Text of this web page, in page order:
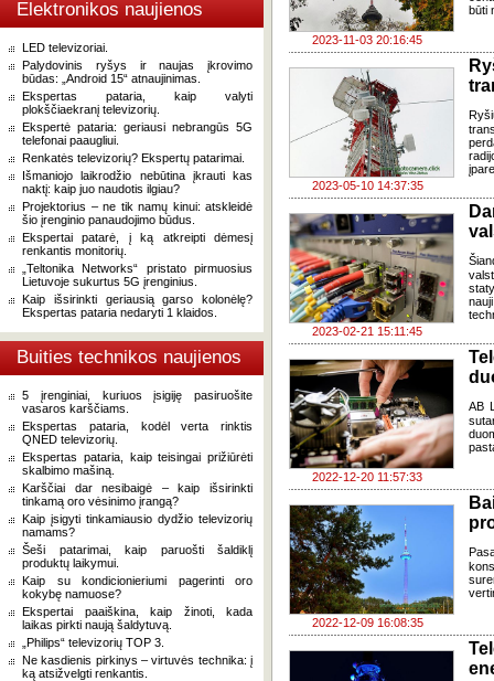
Elektronikos naujienos
LED televizoriai.
Palydovinis ryšys ir naujas įkrovimo
būdas: „Android 15“ atnaujinimas.
Ekspertas pataria, kaip valyti
plokščiaekranį televizorių.
Ekspertė pataria: geriausi nebrangūs 5G
telefonai paaugliui.
Renkatės televizorių? Ekspertų patarimai.
Išmaniojo laikrodžio nebūtina įkrauti kas
naktį: kaip juo naudotis ilgiau?
Projektorius – ne tik namų kinui: atskleidė
šio įrenginio panaudojimo būdus.
Ekspertai patarė, į ką atkreipti dėmesį
renkantis monitorių.
„Teltonika Networks“ pristato pirmuosius
Lietuvoje sukurtus 5G įrenginius.
Kaip išsirinkti geriausią garso kolonėlę?
Ekspertas pataria nedaryti 1 klaidos.
Buities technikos naujienos
5 įrenginiai, kuriuos įsigiję pasiruošite
vasaros karščiams.
Ekspertas pataria, kodėl verta rinktis
QNED televizorių.
Ekspertas pataria, kaip teisingai prižiūrėti
skalbimo mašiną.
Karščiai dar nesibaigė – kaip išsirinkti
tinkamą oro vėsinimo įrangą?
Kaip įsigyti tinkamiausio dydžio televizorių
namams?
Šeši patarimai, kaip paruošti šaldiklį
produktų laikymui.
Kaip su kondicionieriumi pagerinti oro
kokybę namuose?
Ekspertai paaiškina, kaip žinoti, kada
laikas pirkti naują šaldytuvą.
„Philips“ televizorių TOP 3.
Ne kasdienis pirkinys – virtuvės technika: į
ką atsižvelgti renkantis.
2023-11-03 20:16:45
būti
2023-05-10 14:37:35
2023-02-21 15:11:45
2022-12-20 11:57:33
AB
2022-12-09 16:08:35